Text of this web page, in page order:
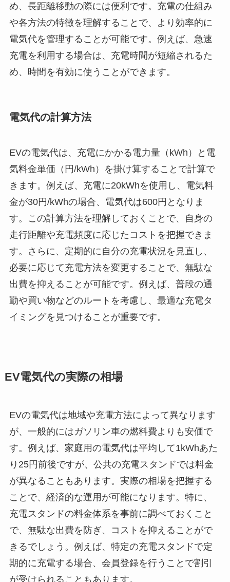
め、長距離移動の際には便利です。充電の仕組み
や各方法の特徴を理解することで、より効率的に
電気代を管理することが可能です。例えば、急速
充電を利用する場合は、充電時間が短縮されるた
め、時間を有効に使うことができます。
電気代の計算方法
EVの電気代は、充電にかかる電力量（kWh）と電
気料金単価（円/kWh）を掛け算することで計算で
きます。例えば、充電に20kWhを使用し、電気料
金が30円/kWhの場合、電気代は600円となりま
す。この計算方法を理解しておくことで、自身の
走行距離や充電頻度に応じたコストを把握できま
す。さらに、定期的に自分の充電状況を見直し、
必要に応じて充電方法を変更することで、無駄な
出費を抑えることが可能です。例えば、普段の通
勤や買い物などのルートを考慮し、最適な充電タ
イミングを見つけることが重要です。
EV電気代の実際の相場
EVの電気代は地域や充電方法によって異なります
が、一般的にはガソリン車の燃料費よりも安価で
す。例えば、家庭用の電気代は平均して1kWhあた
り25円前後ですが、公共の充電スタンドでは料金
が異なることもあります。実際の相場を把握する
ことで、経済的な運用が可能になります。特に、
充電スタンドの料金体系を事前に調べておくこと
で、無駄な出費を防ぎ、コストを抑えることがで
きるでしょう。例えば、特定の充電スタンドで定
期的に充電する場合、会員登録を行うことで割引
が受けられることもあります。